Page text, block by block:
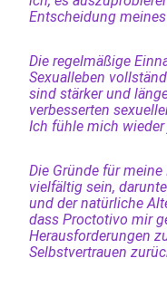
Entscheidung
Die regelmäßige
Sexualleben
sind stärker und
verbesserten
Ich fühle mich
Die Gründe für
vielfältig sein,
und der natürliche
dass Proctotivo mir
Herausforderungen
Selbstvertrauen